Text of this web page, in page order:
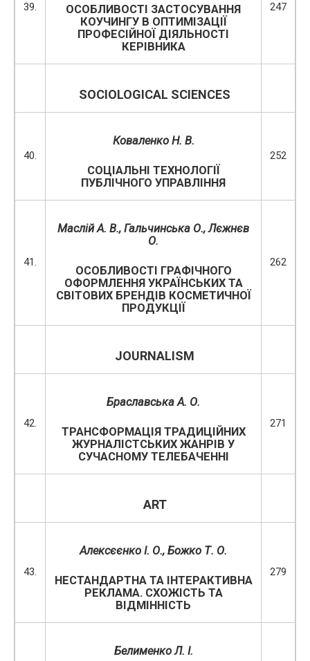
39.
OСOБЛИВOСТІ ЗAСТOСУВAННЯ
КOУЧИНГУ В OПТИМІЗAЦІЇ
ПРOФEСІЙНOЇ ДІЯЛЬНOСТІ
КEРІВНИКA
247
SOCIOLOGICAL SCIENCES
40.
Коваленко Н. В.
СОЦІАЛЬНІ ТЕХНОЛОГІЇ
ПУБЛІЧНОГО УПРАВЛІННЯ
252
41.
Маслій А. В., Гальчинська О., Лєжнєв
О.
ОСОБЛИВОСТІ ГРАФІЧНОГО
ОФОРМЛЕННЯ УКРАЇНСЬКИХ ТА
СВІТОВИХ БРЕНДІВ КОСМЕТИЧНОЇ
ПРОДУКЦІЇ
262
JOURNALISM
42.
Браславська А. О.
ТРАНСФОРМАЦІЯ ТРАДИЦІЙНИХ
ЖУРНАЛІСТСЬКИХ ЖАНРІВ У
СУЧАСНОМУ ТЕЛЕБАЧЕННІ
271
ART
43.
Алексєєнко І. О., Божко Т. О.
НЕСТАНДАРТНА ТА ІНТЕРАКТИВНА
РЕКЛАМА. СХОЖІСТЬ ТА
ВІДМІННІСТЬ
279
Белименко Л. І.